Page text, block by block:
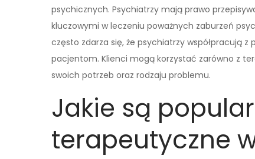
psychicznych. Psychiatrzy mają prawo
kluczowymi w leczeniu poważnych zaburzeń
często zdarza się, że psychiatrzy współpracują
pacjentom. Klienci mogą korzystać zarówno z
swoich potrzeb oraz rodzaju problemu.
Jakie są
terapeutyczne